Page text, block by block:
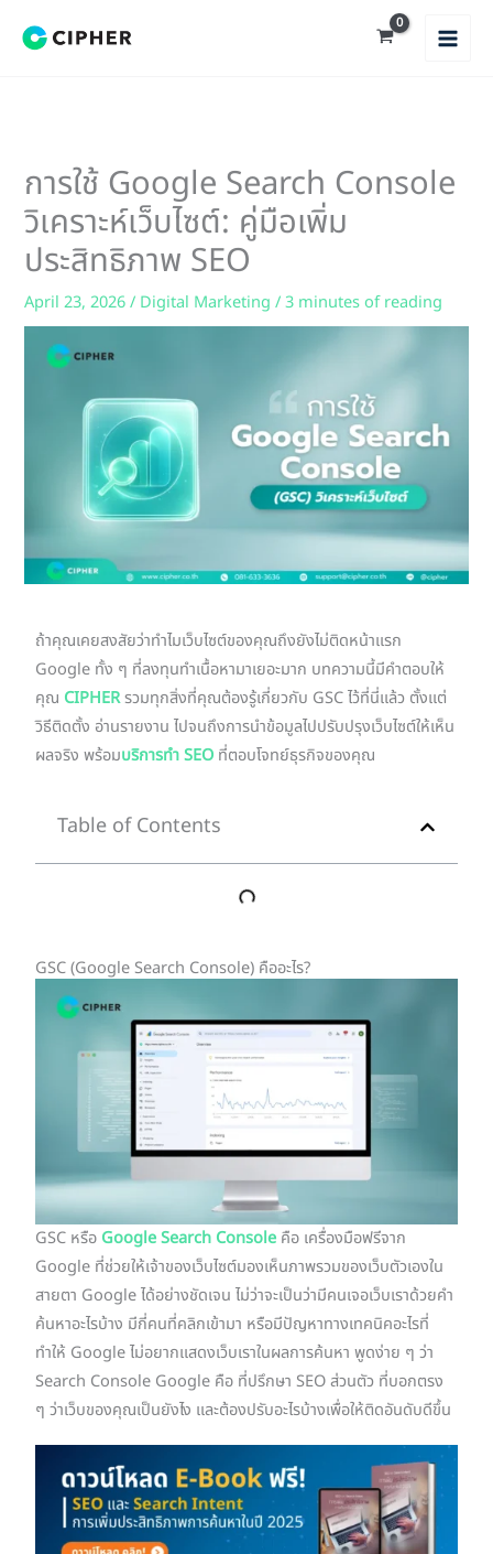
การใช้ Google Search Console
วิเคราะห์เว็บไซต์: คู่มือเพิ่ม
ประสิทธิภาพ SEO
April 23, 2026/ Digital Marketing /3 minutes of reading
ถ้าคุณเคยสงสัยว่าทำไมเว็บไซต์ของคุณถึงยังไม่ติดหน้าแรก
Google ทั้ง ๆ ที่ลงทุนทำเนื้อหามาเยอะมาก บทความนี้มีคำตอบให้
คุณ CIPHERรวมทุกสิ่งที่คุณต้องรู้เกี่ยวกับ GSC ไว้ที่นี่แล้ว ตั้งแต่
วิธีติดตั้ง อ่านรายงาน ไปจนถึงการนำข้อมูลไปปรับปรุงเว็บไซต์ให้เห็น
ผลจริง พร้อมบริการทำ SEO ที่ตอบโจทย์ธุรกิจของคุณ
Table of Contents
GSC (Google Search Console) คืออะไร?
GSC หรือ Google Search Console คือ เครื่องมือฟรีจาก
Google ที่ช่วยให้เจ้าของเว็บไซต์มองเห็นภาพรวมของเว็บตัวเองใน
สายตา Google ได้อย่างชัดเจน ไม่ว่าจะเป็นว่ามีคนเจอเว็บเราด้วยคำ
ค้นหาอะไรบ้าง มีกี่คนที่คลิกเข้ามา หรือมีปัญหาทางเทคนิคอะไรที่
ทำให้ Google ไม่อยากแสดงเว็บเราในผลการค้นหา พูดง่าย ๆ ว่า
Search Console Google คือ ที่ปรึกษา SEO ส่วนตัว ที่บอกตรง
ๆ ว่าเว็บของคุณเป็นยังไง และต้องปรับอะไรบ้างเพื่อให้ติดอันดับดีขึ้น